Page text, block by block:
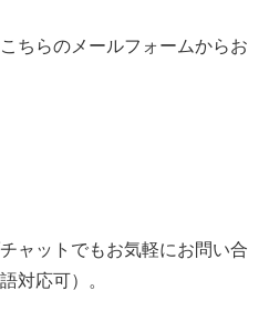
ちらのメールフォームからお
ャットでもお気軽にお問い合
対応可）。